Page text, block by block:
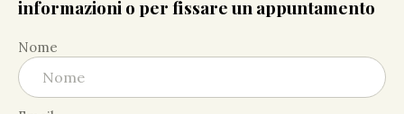
informazioni o per fissare un appuntamento
Nome